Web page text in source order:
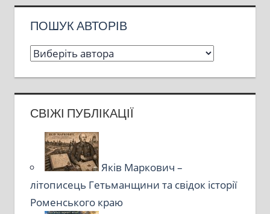
ПОШУК АВТОРІВ
СВІЖІ ПУБЛІКАЦІЇ
Яків Маркович –
літописець Гетьманщини та свідок історії
Роменського краю